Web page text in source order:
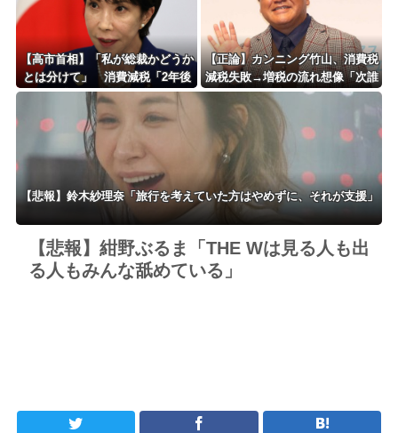
【高市首相】「私が総裁かどうか
とは分けて」 消費減税「2年後
に私の責任で戻す」発言を説明
【正論】カンニング竹山、消費税
減税失敗→増税の流れ想像「次誰
が総理やりたいと思います？」
【悲報】鈴木紗理奈「旅行を考えていた方はやめずに、それが支援」
【悲報】紺野ぶるま「THE Wは見る人も出
る人もみんな舐めている」